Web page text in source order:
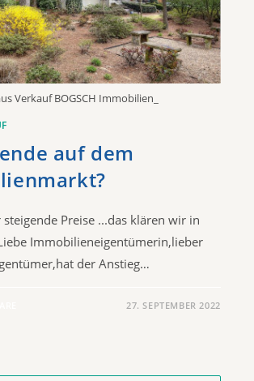
Verkauf BOGSCH Immobilien_
auf dem
Preise ...das klären wir in
Immobilieneigentümerin,lieber
der Anstieg…
27. SEPTEMBER 2022